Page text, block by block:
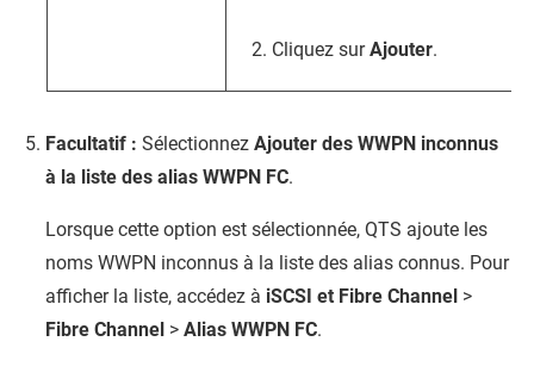
Cliquez surAjouter.
Facultatif : Sélectionnez Ajouter des WWPN inconnus
à la liste des alias WWPN FC.
Lorsque cette option est sélectionnée, QTS ajoute les
noms WWPN inconnus à la liste des alias connus. Pour
afficher la liste, accédez à iSCSI et Fibre Channel >
Fibre Channel > Alias WWPN FC.